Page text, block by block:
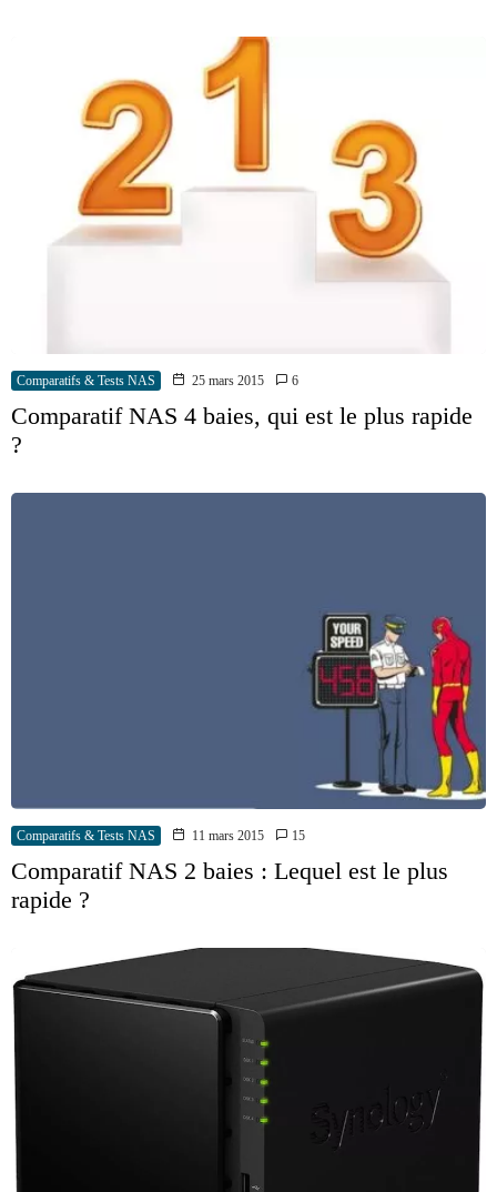
Comparatifs & Tests NAS 25 mars 2015 6
Comparatif NAS 4 baies, qui est le plus rapide
?
Comparatifs & Tests NAS 11 mars 2015 15
Comparatif NAS 2 baies : Lequel est le plus
rapide ?